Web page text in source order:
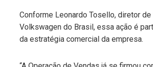
Conforme Leonardo Tosello, diretor
Volkswagen do Brasil, essa ação é
da estratégia comercial da empresa.